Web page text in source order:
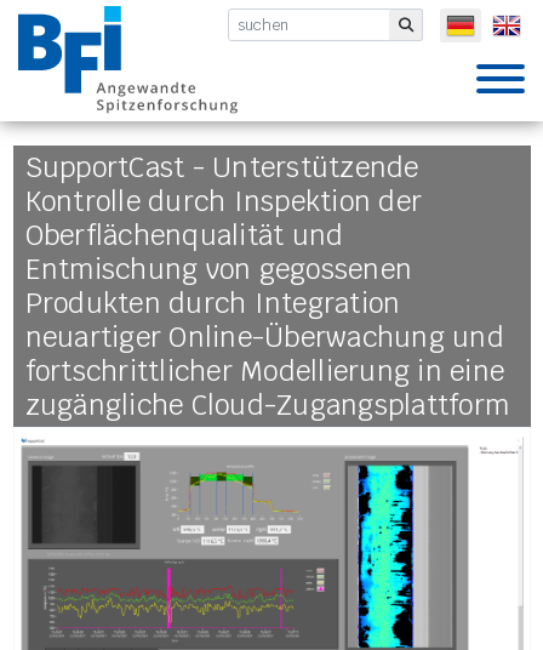
BFI VDEh- Submit
SupportCast - Unterstützende
Kontrolle durch Inspektion der
Oberflächenqualität und
Entmischung von gegossenen
Produkten durch Integration
neuartiger Online-Überwachung und
fortschrittlicher Modellierung in eine
zugängliche Cloud-Zugangsplattform